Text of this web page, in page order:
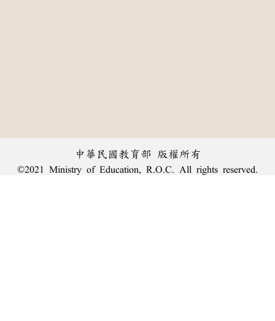
中華民國教育部 版權所有
©2021 Ministry of Education, R.O.C. All rights reserved.